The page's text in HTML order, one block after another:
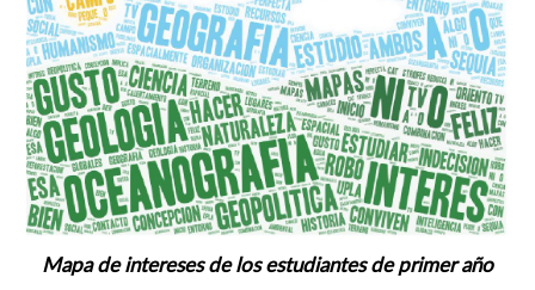
Mapa de intereses de los estudiantes de primer año